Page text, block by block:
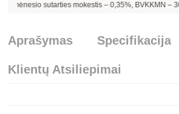
sutarties mokestis –0,35%, BVKKMN – 30,22
Aprašymas Specifikacija
Klientų Atsiliepimai